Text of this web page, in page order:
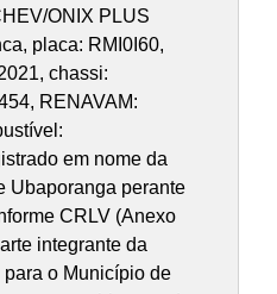
ONIX PLUS
placa: RMI0I60,
chassi:
RENAVAM:
em nome da
Ubaporanga perante
CRLV (Anexo
integrante da
o Município de